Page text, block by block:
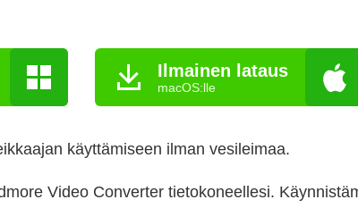
Ilmainen lataus
macOS:lle
käyttämiseen ilman vesileimaa.
Video Converter tietokoneellesi.